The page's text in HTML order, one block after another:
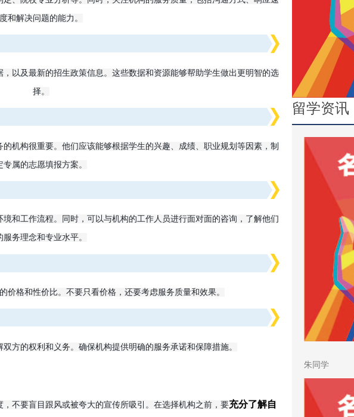
度和解决问题的能力。
以及最新的招生政策信息。这些数据和资源能够帮助学生做出更明智的选
择。
机构很重要。他们应该能够根据学生的兴趣、成绩、职业规划等因素，制
专属的志愿填报方案。
和工作流程。同时，可以与机构的工作人员进行面对面的咨询，了解他们
服务理念和专业水平。
价格和性价比。不要只看价格，还要考虑服务质量和效果。
方的权利和义务。确保机构提供明确的服务承诺和保障措施。
，不要盲目跟风或被夸大的宣传所吸引。在选择机构之前，要充分了解自
留学资讯
朱同学